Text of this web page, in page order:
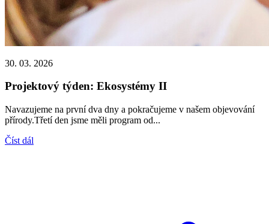
30. 03. 2026
Projektový týden: Ekosystémy II
Navazujeme na první dva dny a pokračujeme v našem objevování
přírody.Třetí den jsme měli program od...
Číst dál